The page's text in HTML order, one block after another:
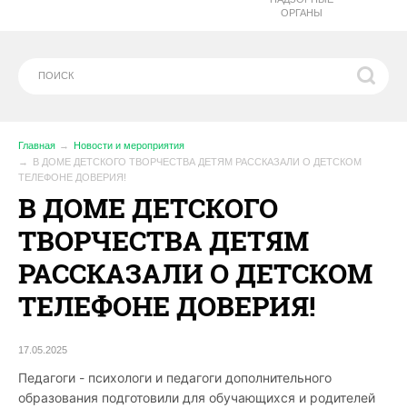
ОРГАНЫ
Главная
Новости и мероприятия
В ДОМЕ ДЕТСКОГО ТВОРЧЕСТВА ДЕТЯМ РАССКАЗАЛИ О ДЕТСКОМ
ТЕЛЕФОНЕ ДОВЕРИЯ!
В ДОМЕ ДЕТСКОГО
ТВОРЧЕСТВА ДЕТЯМ
РАССКАЗАЛИ О ДЕТСКОМ
ТЕЛЕФОНЕ ДОВЕРИЯ!
17.05.2025
Педагоги - психологи и педагоги дополнительного
образования подготовили для обучающихся и родителей